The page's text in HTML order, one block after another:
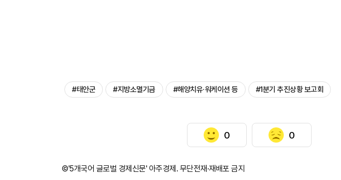
#태안군 #지방소멸기금 #해양치유·워케이션 등 #1분기 추진상황 보고회
0 0
©'5개국어 글로벌 경제신문' 아주경제. 무단전재·재배포 금지